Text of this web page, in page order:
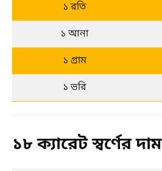
১ রতি
১ আনা
১ গ্রাম
১ ভরি
১৮ ক্যারেট স্বর্ণের দাম